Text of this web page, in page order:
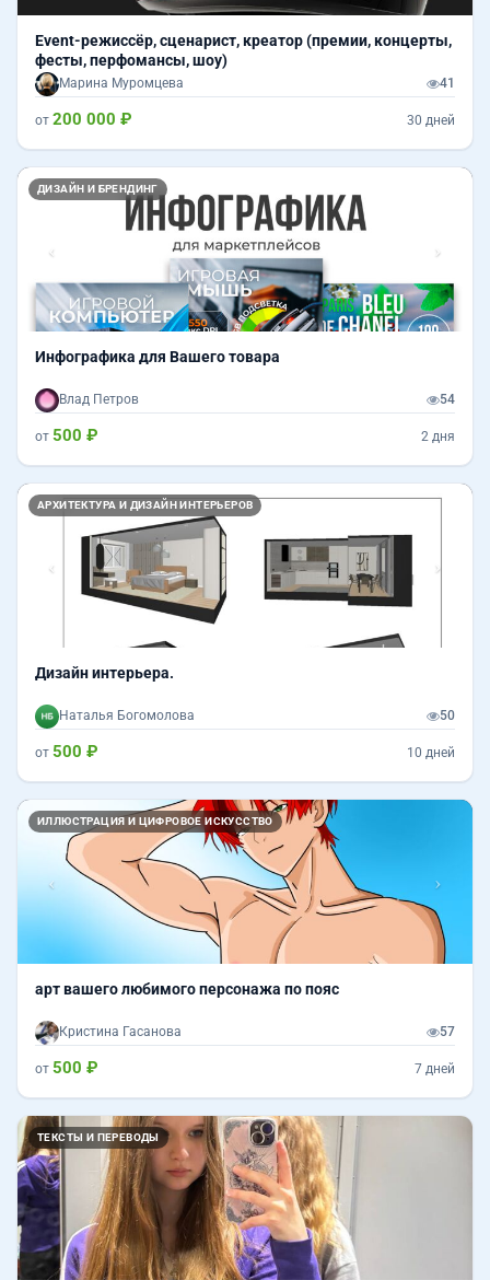
Event-режиссёр, сценарист, креатор (премии, концерты,
фесты, перфомансы, шоу)
Марина Муромцева 41
от 200 000 ₽ 30 дней
ДИЗАЙН И БРЕНДИНГ
Назад
Инфографика для Вашего товара
Влад Петров 54
от 500 ₽ 2 дня
АРХИТЕКТУРА И ДИЗАЙН ИНТЕРЬЕРОВ
Назад
Дизайн интерьера.
Наталья Богомолова 50
от 500 ₽ 10 дней
ИЛЛЮСТРАЦИЯ И ЦИФРОВОЕ ИСКУССТВО
Назад
арт вашего любимого персонажа по пояс
Кристина Гасанова 57
от 500 ₽ 7 дней
ТЕКСТЫ И ПЕРЕВОДЫ